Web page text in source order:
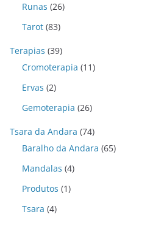
Runas (26)
Tarot (83)
Terapias (39)
Cromoterapia (11)
Ervas (2)
Gemoterapia (26)
Tsara da Andara (74)
Baralho da Andara (65)
Mandalas (4)
Produtos (1)
Tsara (4)